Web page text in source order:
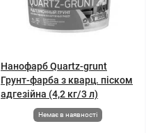
Нанофарб Quartz-grunt
Грунт-фарба з кварц. піском
адгезійна (4,2 кг/3 л)
Немає в наявності